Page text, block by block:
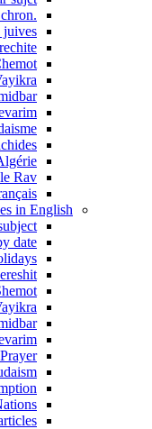
.Articles en français - par ordre chron
juives
Rav
in English
date
Prayer